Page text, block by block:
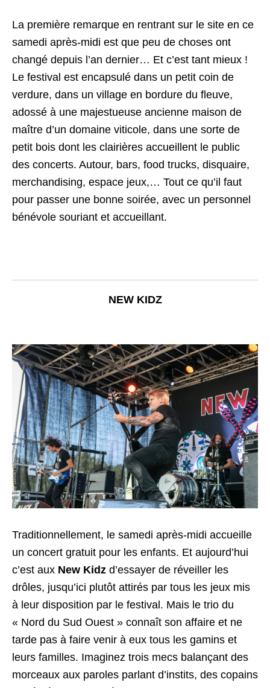
La première remarque en rentrant sur le site en ce
samedi après-midi est que peu de choses ont
changé depuis l’an dernier… Et c’est tant mieux !
Le festival est encapsulé dans un petit coin de
verdure, dans un village en bordure du fleuve,
adossé à une majestueuse ancienne maison de
maître d’un domaine viticole, dans une sorte de
petit bois dont les clairières accueillent le public
des concerts. Autour, bars, food trucks, disquaire,
merchandising, espace jeux,… Tout ce qu’il faut
pour passer une bonne soirée, avec un personnel
bénévole souriant et accueillant.
NEW KIDZ
Traditionnellement, le samedi après-midi accueille
un concert gratuit pour les enfants. Et aujourd’hui
c’est aux New Kidz d’essayer de réveiller les
drôles, jusqu’ici plutôt attirés par tous les jeux mis
à leur disposition par le festival. Mais le trio du
« Nord du Sud Ouest » connaît son affaire et ne
tarde pas à faire venir à eux tous les gamins et
leurs familles. Imaginez trois mecs balançant des
morceaux aux paroles parlant d’instits, des copains